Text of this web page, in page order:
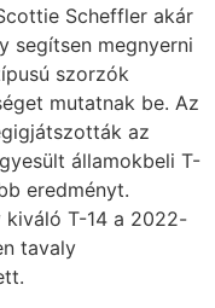
Scheffler akár
segítsen megnyerni
szorzók
mutatnak be. Az
az
államokbeli T-
eredményt.
T-14 a 2022-
tavaly